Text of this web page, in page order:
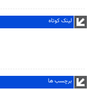
لینک کوتاه
برچسب ها